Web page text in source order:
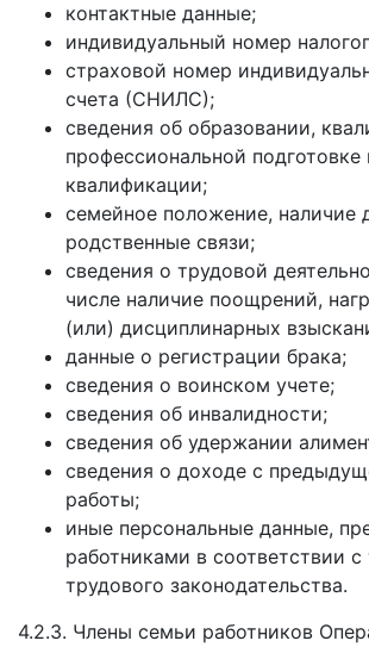
контактные данные;
индивидуальный номер
страховой номер
счета (СНИЛС);
сведения об образовании,
профессиональной
квалификации;
семейное положение, наличие
родственные связи;
сведения о трудовой
числе наличие поощрений,
(или) дисциплинарных
данные о регистрации брака;
сведения о воинском учете;
сведения об инвалидности;
сведения об удержании
сведения о доходе с
работы;
иные персональные данные,
работниками в соответствии
трудового законодательства.
4.2.3. Члены семьи работников